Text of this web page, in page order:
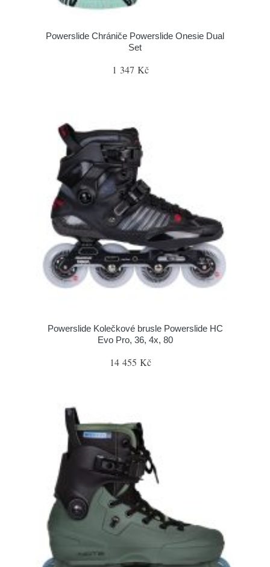
Powerslide Chrániče Powerslide Onesie Dual
Set
1 347 Kč
Powerslide Kolečkové brusle Powerslide HC
Evo Pro, 36, 4x, 80
14 455 Kč